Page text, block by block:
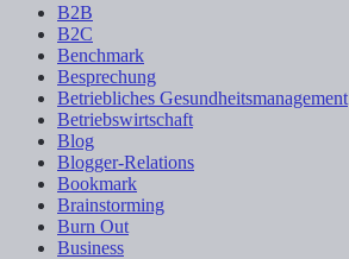
B2B
B2C
Benchmark
Besprechung
Betriebliches Gesundheitsmanagement
Betriebswirtschaft
Blog
Blogger-Relations
Bookmark
Brainstorming
Burn Out
Business